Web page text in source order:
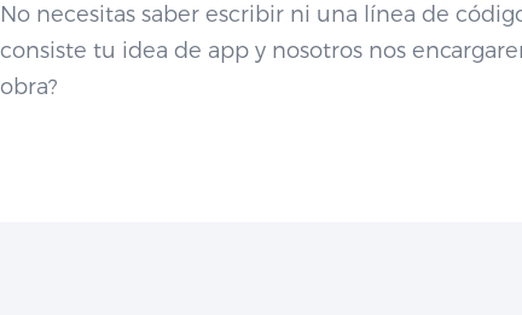
No necesitas saber escribir ni una línea de
consiste tu idea de app y nosotros nos
obra?